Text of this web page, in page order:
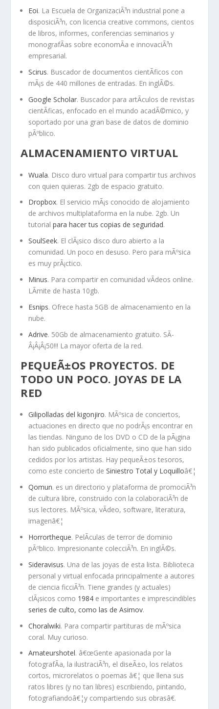
Eoi. La Escuela de OrganizaciÃ³n industrial pone a
disposiciÃ³n, con licencia creative commons, cientos
de libros, informes, conferencias seminarios y
monografÃ­as sobre economÃ­a e innovaciÃ³n
empresarial.
Scirus. Buscador de documentos cientÃ­ficos con
mÃ¡s de 440 millones de entradas. En inglÃ©s.
Google Scholar. Buscador para artÃ­culos de revistas
cientÃ­ficas, enfocado en el mundo acadÃ©mico, y
soportado por una gran base de datos de dominio
pÃºblico.
ALMACENAMIENTO VIRTUAL
Wuala. Disco duro virtual para compartir tus archivos
con quien quieras. 2gb de espacio gratuito.
Dropbox. El servicio mÃ¡s conocido de alojamiento
de archivos multiplataforma en la nube. 2gb. Un
tutorialpara hacer tus copias de seguridad.
SoulSeek. El clÃ¡sico disco duro abierto a la
comunidad. Un poco en desuso. Pero para mÃºsica
es muy prÃ¡ctico.
Minus. Para compartir en comunidad vÃ­deos online.
LÃ­mite de hasta 10gb.
Esnips. Ofrece hasta 5GB de almacenamiento en la
nube.
Adrive. 50Gb de almacenamiento gratuito. SÃ­
Â¡Â¡Â¡50!!! La mayor oferta de la red.
PEQUEÃ±OS PROYECTOS. DE
TODO UN POCO. JOYAS DE LA
RED
Gilipolladas del kigonjiro. MÃºsica de conciertos,
actuaciones en directo que no podrÃ¡s encontrar en
las tiendas. Ninguno de los DVD o CD de la pÃ¡gina
han sido publicados oficialmente, sino que han sido
cedidos por los artistas. Hay pequeÃ±os tesoros,
como este concierto deSiniestro Total y Loquilloâ€¦
Qomun. es un directorio y plataforma de promociÃ³n
de cultura libre, construido con la colaboraciÃ³n de
sus lectores. MÃºsica, vÃ­deo, software, literatura,
imagenâ€¦
Horrortheque. PelÃ­culas de terror de dominio
pÃºblico. Impresionante colecciÃ³n. En inglÃ©s.
Sideravisus. Una de las joyas de esta lista. Biblioteca
personal y virtual enfocada principalmente a autores
de ciencia ficciÃ³n. Tiene grandes (y actuales)
clÃ¡sicos como 1984 e importantes e imprescindibles
series de culto, como las de Asimov.
Choralwiki. Para compartir partituras de mÃºsica
coral. Muy curioso.
Amateurshotel. â€œGente apasionada por la
fotografÃ­a, la ilustraciÃ³n, el diseÃ±o, los relatos
cortos, microrelatos o poemas â€¦ que llena sus
ratos libres (y no tan libres) escribiendo, pintando,
fotografiandoâ€¦y compartiendo sus obrasâ€.